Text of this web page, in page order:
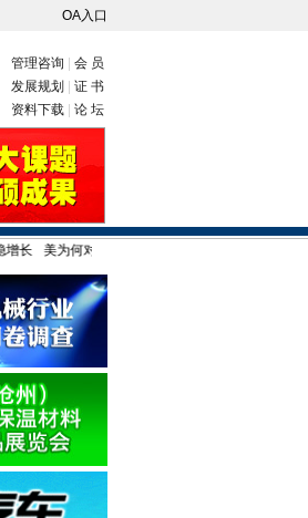
OA入口
管理咨询
会 员
发展规划
证 书
资料下载
论 坛
美为何对"中国制造"疑神疑鬼 港媒:只因伤自尊!